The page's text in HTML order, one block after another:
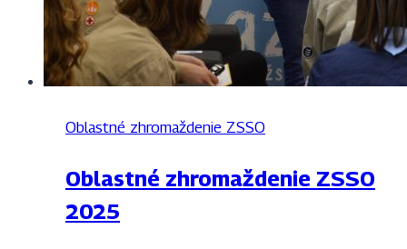
Oblastné zhromaždenie ZSSO
Oblastné zhromaždenie ZSSO
2025